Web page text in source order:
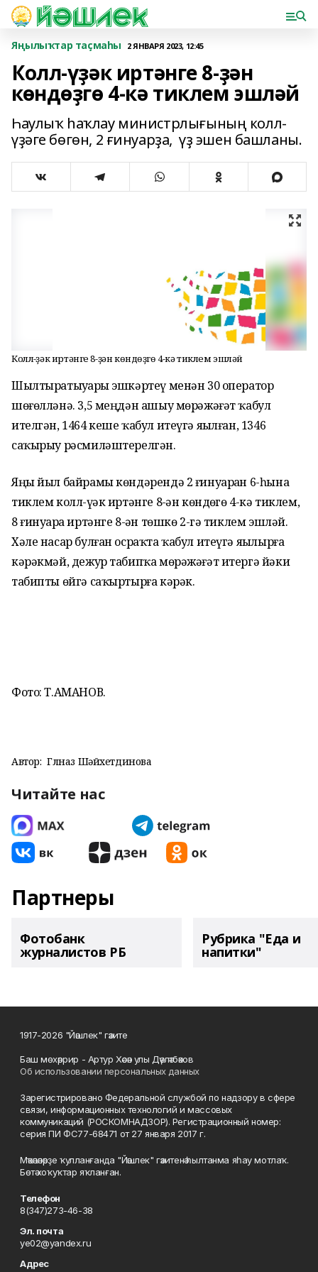
Яңылыҡтар таҫмаһы 2 ЯНВАРЯ 2023, 12:45
Колл-үҙәк иртәнге 8-ҙән
көндөҙгө 4-кә тиклем эшләй
Һаулыҡ һаҡлау министрлығының колл-
үҙәге бөгөн, 2 ғинуарҙа, үҙ эшен башланы.
Колл-үҙәк иртәнге 8-ҙән көндөҙгө 4-кә тиклем эшләй
Шылтыратыуҙарҙы эшкәртеү менән 30 оператор
шөғөлләнә. 3,5 меңдән ашыу мөрәжәғәт ҡабул
ителгән, 1464 кеше ҡабул итеүгә яҙылған, 1346
саҡырыу рәсмиләштерелгән.
Яңы йыл байрамы көндәрендә 2 ғинуарҙан 6-һына
тиклем колл-үҙәк иртәнге 8-ҙән көндөҙгө 4-кә тиклем,
8 ғинуарҙа иртәнге 8-ҙән төшкө 2-гә тиклем эшләй.
Хәле насар булған осраҡта ҡабул итеүгә яҙылырға
кәрәкмәй, дежур табипҡа мөрәжәғәт итергә йәки
табипты өйгә саҡыртырға кәрәк.
Фото: Т.АМАНОВ.
Автор: Гөлназ Шәйхетдинова
Читайте нас
Партнеры
Фотобанк
журналистов РБ
Рубрика "Еда и
напитки"
1917-2026 "Йәшлек" гәзите
Баш мөхәррир - Артур Хәсән улы Дәүләтбәков
Об использовании персональных данных
Зарегистрировано Федеральной службой по надзору в сфере
связи, информационных технологий и массовых
коммуникаций (РОСКОМНАДЗОР). Регистрационный номер:
серия ПИ ФС77-68471 от 27 января 2017 г.
Мәҡәләләрҙе ҡулланғанда "Йәшлек" гәзитенә һылтанма яһау мотлаҡ.
Бөтә хоҡуҡтар яҡланған.
Телефон
8(347)273-46-38
Эл. почта
ye02@yandex.ru
Адрес